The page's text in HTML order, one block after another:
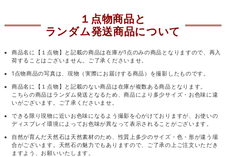
１点物商品と
ランダム発送商品について
商品名に【１点物】と記載の商品は在庫が1点のみの商品となりますので、再入
荷することはございません。ご了承くださいませ。
1点物商品の写真は、現物（実際にお届けする商品）を撮影したものです。
商品名に【１点物】と記載のない商品は在庫が複数ある商品となります。
こちらの商品はランダム発送となるため、商品により多少サイズ・お色味に違
いがございます。ご了承くださいませ。
できる限り現物に近いお色味になるよう撮影を心がけておりますが、お使いの
ディスプレイ環境によってお色味が異なって表示されることがございます。
自然が育んだ天然石は天然素材のため、性質上多少のサイズ・色・形が違う場
合がございます。天然石の魅力でもありますので、ご了承の上ご注文いただき
ますよう、お願いいたします。